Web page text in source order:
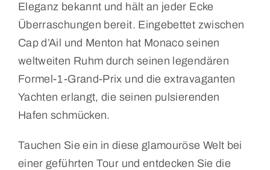
Eleganz bekannt und hält an jeder Ecke
Überraschungen bereit. Eingebettet zwischen
Cap d’Ail und Menton hat Monaco seinen
weltweiten Ruhm durch seinen legendären
Formel-1-Grand-Prix und die extravaganten
Yachten erlangt, die seinen pulsierenden
Hafen schmücken.
Tauchen Sie ein in diese glamouröse Welt bei
einer geführten Tour und entdecken Sie die